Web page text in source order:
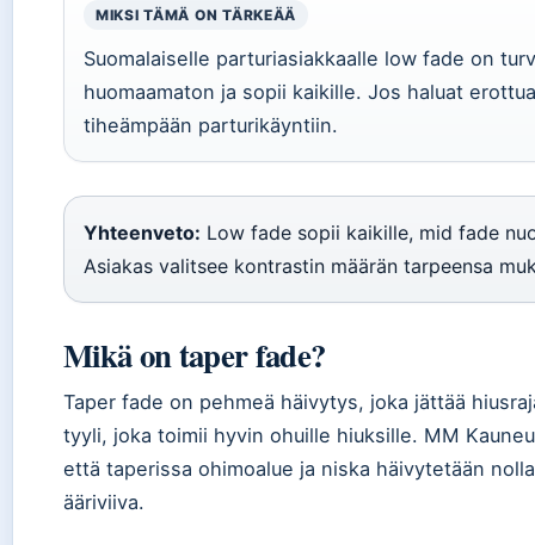
MIKSI TÄMÄ ON TÄRKEÄÄ
Suomalaiselle parturiasiakkaalle low fade on
huomaamaton ja sopii kaikille. Jos haluat
tiheämpään parturikäyntiin.
Yhteenveto: Low fade sopii kaikille, mid fade
Asiakas valitsee kontrastin määrän tarpeensa
Mikä on taper fade?
Taper fade on pehmeä häivytys, joka jättää
tyyli, joka toimii hyvin ohuille hiuksille. MM
että taperissa ohimoalue ja niska häivytetään
ääriviiva.